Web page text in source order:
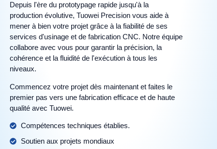
Depuis l'ère du prototypage rapide jusqu'à la
production évolutive, Tuowei Precision vous aide à
mener à bien votre projet grâce à la fiabilité de ses
services d'usinage et de fabrication CNC. Notre équipe
collabore avec vous pour garantir la précision, la
cohérence et la fluidité de l'exécution à tous les
niveaux.
Commencez votre projet dès maintenant et faites le
premier pas vers une fabrication efficace et de haute
qualité avec Tuowei.
Compétences techniques établies.
Soutien aux projets mondiaux